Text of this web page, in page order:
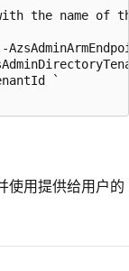
the name
`
使用提供给用户的